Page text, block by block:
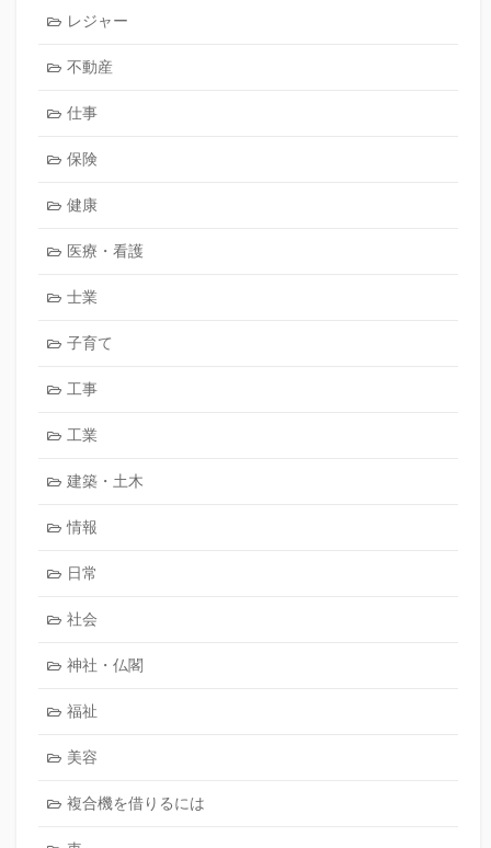
レジャー
不動産
仕事
保険
健康
医療・看護
士業
子育て
工事
工業
建築・土木
情報
日常
社会
神社・仏閣
福祉
美容
複合機を借りるには